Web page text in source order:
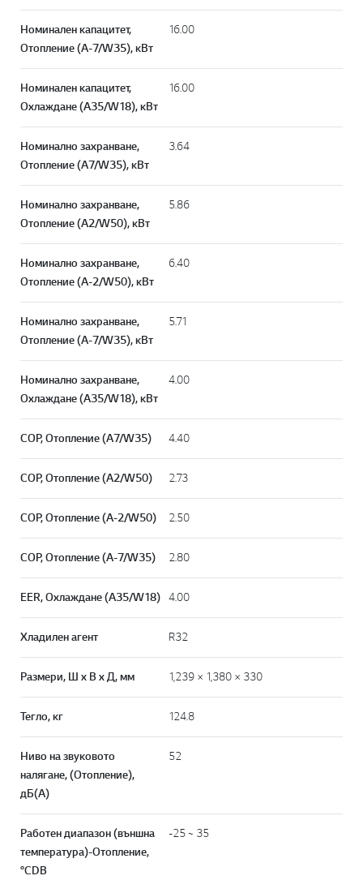
Номинален капацитет,
Отопление (A-7/W35), кВт
16.00
Номинален капацитет,
Охлаждане (A35/W18), кВт
16.00
Номинално захранване,
Отопление (A7/W35), кВт
3.64
Номинално захранване,
Отопление (A2/W50), кВт
5.86
Номинално захранване,
Отопление (A-2/W50), кВт
6.40
Номинално захранване,
Отопление (A-7/W35), кВт
5.71
Номинално захранване,
Охлаждане (A35/W18), кВт
4.00
СОР, Отопление (A7/W35) 4.40
СОР, Отопление (A2/W50) 2.73
СОР, Отопление (A-2/W50) 2.50
СОР, Отопление (A-7/W35) 2.80
EER, Охлаждане (A35/W18) 4.00
Хладилен агент R32
Размери, Ш x В x Д, мм 1,239 × 1,380 × 330
Тегло, кг 124.8
Ниво на звуковото
налягане, (Отопление),
дБ(А)
52
Работен диапазон (външна
температура)-Отопление,
°CDB
-25 ~ 35